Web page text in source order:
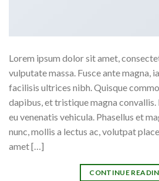
Lorem ipsum dolor sit amet,
vulputate massa. Fusce ante magna,
facilisis ultrices nibh. Quisque
dapibus, et tristique magna convallis.
eu venenatis vehicula. Phasellus et
nunc, mollis a lectus ac, volutpat
amet […]
CONTINUE